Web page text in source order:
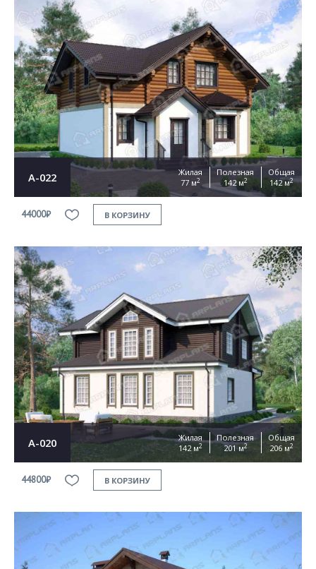
А-022
Жилая
77 м2
Полезная
142 м2
Общая
142 м2
44000₽ В КОРЗИНУ
А-020
Жилая
142 м2
Полезная
201 м2
Общая
206 м2
44800₽ В КОРЗИНУ